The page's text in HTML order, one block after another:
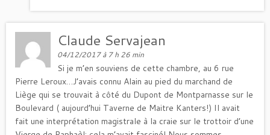
Claude Servajean
04/12/2017 à 7 h 26 min
Si je m’en souviens de cette chambre, au 6 rue
Pierre Leroux…J’avais connu Alain au pied du marchand de
Liège qui se trouvait à côté du Dupont de Montparnasse sur le
Boulevard ( aujourd’hui Taverne de Maitre Kanters!) Il avait
fait une interprétation magistrale à la craie sur le trottoir d’une